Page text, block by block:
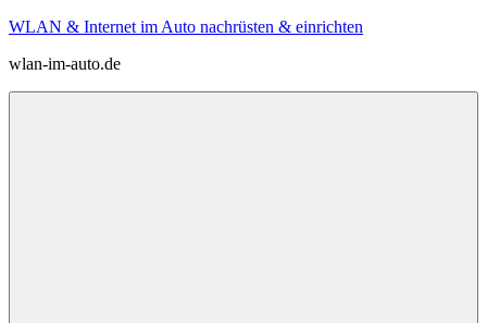
Zum
springen
WLAN & Internet im Auto nachrüsten & einrichten
wlan-im-auto.de